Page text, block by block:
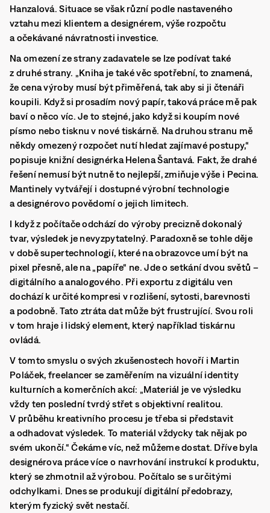
Hanzalová. Situace se však různí podle nastaveného
vztahu mezi klientem a designérem, výše rozpočtu
a očekávané návratnosti investice.
Na omezení ze strany zadavatele se lze podívat také
z druhé strany. „Kniha je také věc spotřební, to znamená,
že cena výroby musí být přiměřená, tak aby si ji čtenáři
koupili. Když si prosadím nový papír, taková práce mě pak
baví o něco víc. Je to stejné, jako když si koupím nové
písmo nebo tisknu v nové tiskárně. Na druhou stranu mě
někdy omezený rozpočet nutí hledat zajímavé postupy,“
popisuje knižní designérka Helena Šantavá. Fakt, že drahé
řešení nemusí být nutně to nejlepší, zmiňuje výše i Pecina.
Mantinely vytvářejí i dostupné výrobní technologie
a designérovo povědomí o jejich limitech.
I když z počítače odchází do výroby precizně dokonalý
tvar, výsledek je nevyzpytatelný. Paradoxně se tohle děje
v době supertechnologií, které na obrazovce umí být na
pixel přesně, ale na „papíře“ ne. Jde o setkání dvou světů –
digitálního a analogového. Při exportu z digitálu ven
dochází k určité kompresi v rozlišení, sytosti, barevnosti
a podobně. Tato ztráta dat může být frustrující. Svou roli
v tom hraje i lidský element, který například tiskárnu
ovládá.
V tomto smyslu o svých zkušenostech hovoří i Martin
Poláček, freelancer se zaměřením na vizuální identity
kulturních a komerčních akcí: „Materiál je ve výsledku
vždy ten poslední tvrdý střet s objektivní realitou.
V průběhu kreativního procesu je třeba si představit
a odhadovat výsledek. To materiál vždycky tak nějak po
svém ukončí.“ Čekáme víc, než můžeme dostat. Dříve byla
designérova práce více o navrhování instrukcí k produktu,
který se zhmotnil až výrobou. Počítalo se s určitými
odchylkami. Dnes se produkují digitální předobrazy,
kterým fyzický svět nestačí.